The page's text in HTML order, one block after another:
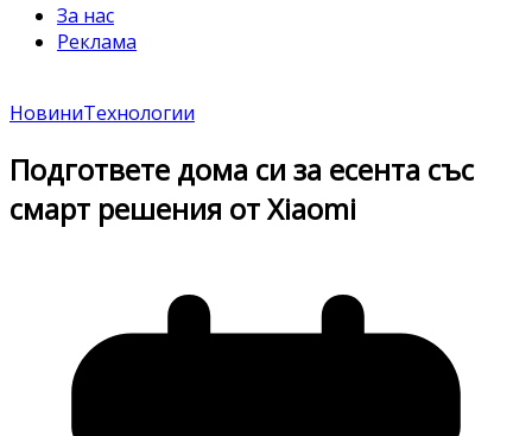
За нас
Реклама
НовиниТехнологии
Подгответе дома си за есента със
смарт решения от Xiaomi